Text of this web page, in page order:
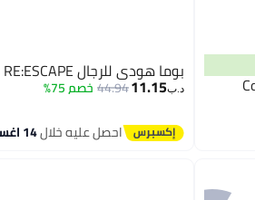
بوما هودي للرجال Classics RE:ESCAPE
د.ب‏11.15
44.94 خصم 75%
احصل عليه خلال14 اغسطس